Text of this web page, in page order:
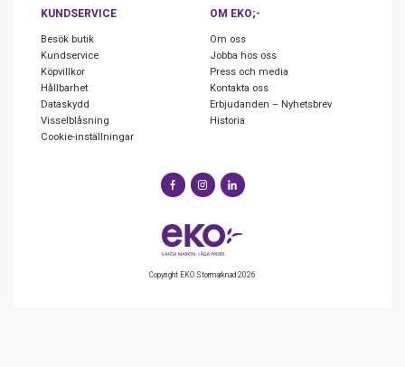
KUNDSERVICE
Besök butik
Kundservice
Köpvillkor
Hållbarhet
Dataskydd
Visselblåsning
Cookie-inställningar
OM EKO;-
Om oss
Jobba hos oss
Press och media
Kontakta oss
Erbjudanden – Nyhetsbrev
Historia
Copyright EKO Stormarknad 2026